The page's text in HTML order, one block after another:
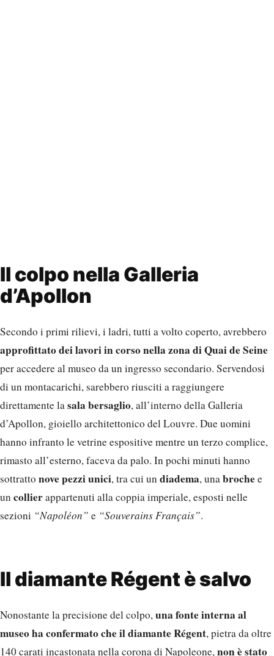
Il colpo nella Galleria
d’Apollon
Secondo i primi rilievi, i ladri, tutti a volto coperto, avrebbero
approfittato dei lavori in corso nella zona di Quai de Seine
per accedere al museo da un ingresso secondario. Servendosi
di un montacarichi, sarebbero riusciti a raggiungere
direttamente lasala bersaglio, all’interno della Galleria
d’Apollon, gioiello architettonico del Louvre. Due uomini
hanno infranto le vetrine espositive mentre un terzo complice,
rimasto all’esterno, faceva da palo. In pochi minuti hanno
sottratto nove pezzi unici, tra cui undiadema, unabrochee
uncollierappartenuti alla coppia imperiale, esposti nelle
sezioni “Napoléon” e “Souverains Français”.
Il diamante Régent è salvo
Nonostante la precisione del colpo,una fonte interna al
museo ha confermato che il diamante Régent, pietra da oltre
140 carati incastonata nella corona di Napoleone,non è stato